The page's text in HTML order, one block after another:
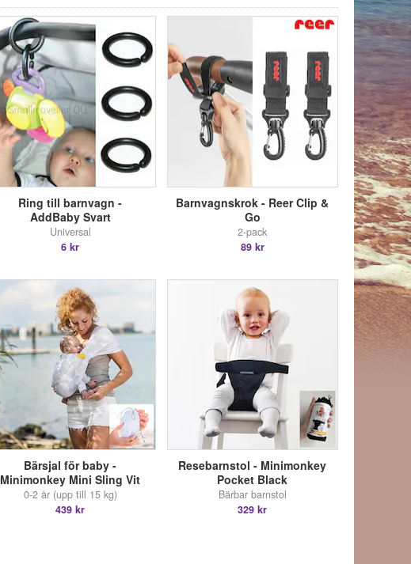
Ring till barnvagn -
AddBaby Svart
Universal
6 kr
Barnvagnskrok - Reer Clip &
Go
2-pack
89 kr
Bärsjal för baby -
Minimonkey Mini Sling Vit
0-2 år (upp till 15 kg)
439 kr
Resebarnstol - Minimonkey
Pocket Black
Bärbar barnstol
329 kr